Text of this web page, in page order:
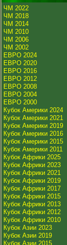
ЧМ 2022
ЧМ 2018
ЧМ 2014
ЧМ 2010
ЧМ 2006
ЧМ 2002
ЕВРО 2024
ЕВРО 2020
ЕВРО 2016
ЕВРО 2012
ЕВРО 2008
ЕВРО 2004
ЕВРО 2000
Кубок Америки 2024
Кубок Америки 2021
Кубок Америки 2019
Кубок Америки 2016
Кубок Америки 2015
Кубок Америки 2011
Кубок Африки 2025
Кубок Африки 2023
Кубок Африки 2021
Кубок Африки 2019
Кубок Африки 2017
Кубок Африки 2015
Кубок Африки 2013
Кубок Африки 2012
Кубок Африки 2010
Кубок Азии 2023
Кубок Азии 2019
Кубок Азии 2015